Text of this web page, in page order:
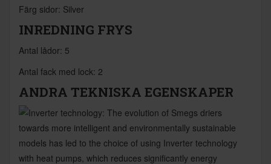
Färg sidor: Silver
INREDNING FRYS
Antal lådor: 5
Antal fack med lock: 2
ANDRA TEKNISKA EGENSKAPER